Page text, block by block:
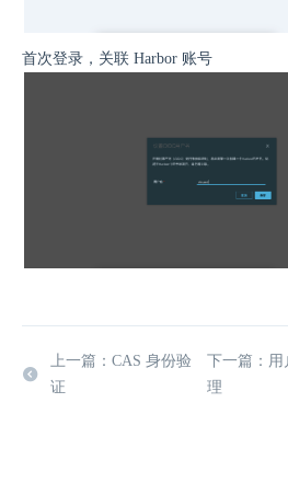
首次登录，关联 Harbor 账号
上一篇：CAS 身份验
证
下一篇：用
理